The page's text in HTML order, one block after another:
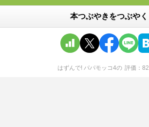
本つぶやきをつぶやく
はずんで! パパモッコ4の 評価 82